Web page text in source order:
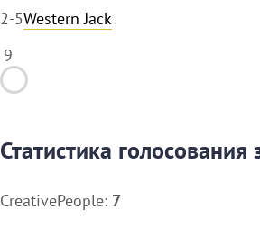
2-5Western Jack
9
Статистика голосования
CreativePeople: 7